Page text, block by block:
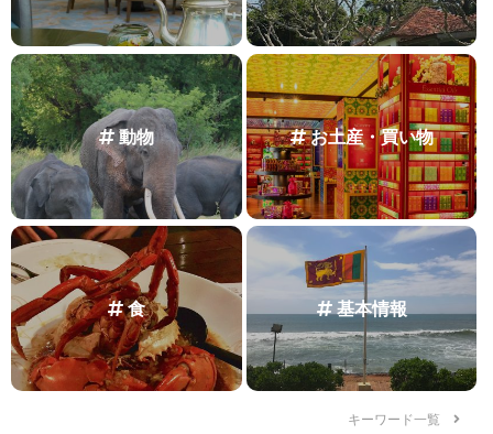
動物 お土産・買い物
食 基本情報
キーワード一覧